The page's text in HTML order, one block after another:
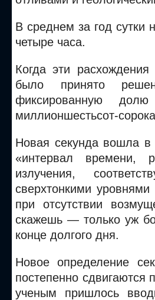
В среднем за год сутки
четыре часа.
Когда эти
было принято
фиксированную
миллионшестьсот-
Новая секунда вошла в
«интервал
излучения,
сверхтонкими
при отсутствии
скажешь — только уж
конце долгого дня.
Новое определение
постепенно
ученым пришлось